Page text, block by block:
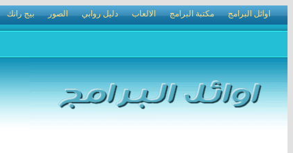
اوائل البرامج مكتبة البرامج الالعاب دليل روابي الصور بيج رانك